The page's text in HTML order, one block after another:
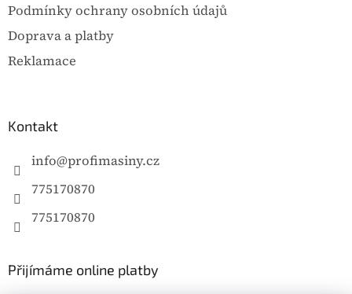
Podmínky ochrany osobních údajů
Doprava a platby
Reklamace
Kontakt
info@profimasiny.cz
775170870
775170870
Přijímáme online platby